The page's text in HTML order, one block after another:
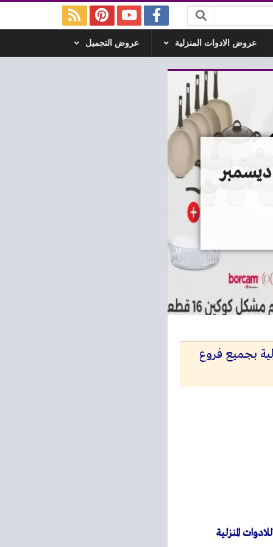
عروض الادوات المنزلية عروض التجميل
عروض رنين اليوم الخميس للسبت 18 – 19 – 20 ديسمبر
20 ديسمبر 2025 للادوات المنزلية بجميع فروع